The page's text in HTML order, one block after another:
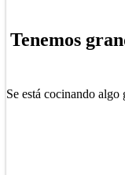
Tenemos
Se está cocinando